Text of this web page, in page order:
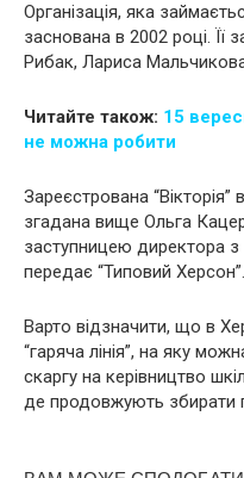
Організація, яка
заснована в 2002 році. Її
Рибак, Лариса
Читайте також: 15
не можна робити
Зареєстрована
згадана вище Ольга
заступницею директора
передає “Типовий Херсон”.
Варто відзначити, що в
“гаряча лінія”, на яку
скаргу на керівництво
де продовжують збирати